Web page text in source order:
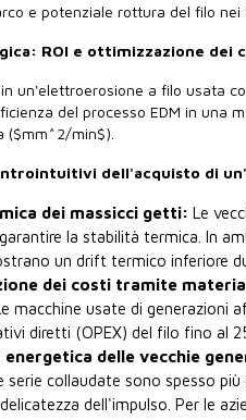
e potenziale rottura del filo nei
ROI e ottimizzazione dei
un'elettroerosione a filo usata
del processo EDM in una
($mm^2/min$).
dell'acquisto di
dei massicci getti: Le
la stabilità termica. In
un drift termico inferiore
dei costi tramite
macchine usate di
diretti (OPEX) del filo fino al
energetica delle vecchie
serie collaudate sono spesso
dell'impulso. Per le